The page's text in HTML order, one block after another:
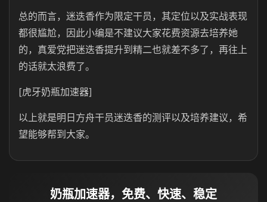
总的而言，迷迭香作为限定干员，其定位以及实战表现
都很尴尬，因此小编是不建议大家花费资源去培养她
的，真爱党把迷迭香提升到精二也就差不多了，再往上
的话就太浪费了。
[虎牙奶瓶加速器]
以上就是明日方舟干员迷迭香的测评以及培养建议，希
望能够帮到大家。
奶瓶加速器，免费、快速、稳定